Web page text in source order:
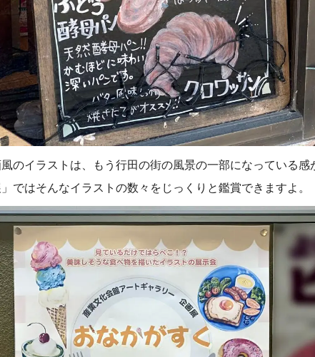
のイラストは、もう行田の街の風景の一部になっている感
ではそんなイラストの数々をじっくりと鑑賞できますよ。